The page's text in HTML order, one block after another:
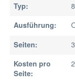
Typ:
Ausführung:
Seiten:
Kosten pro
Seite: